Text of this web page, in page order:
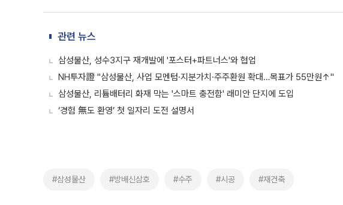
관련 뉴스
삼성물산, 성수3지구 재개발에 '포스터+파트너스'와 협업
NH투자證 "삼성물산, 사업 모멘텀·지분가치·주주환원 확대…목표가 55만원↑"
삼성물산, 리튬배터리 화재 막는 '스마트 충전함' 래미안 단지에 도입
‘경험 無도 환영’ 첫 일자리 도전 설명서
#삼성물산 #방배신삼호 #수주 #시공 #재건축